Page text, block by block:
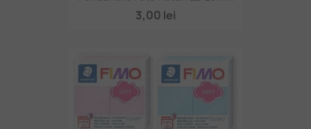
3,00 lei